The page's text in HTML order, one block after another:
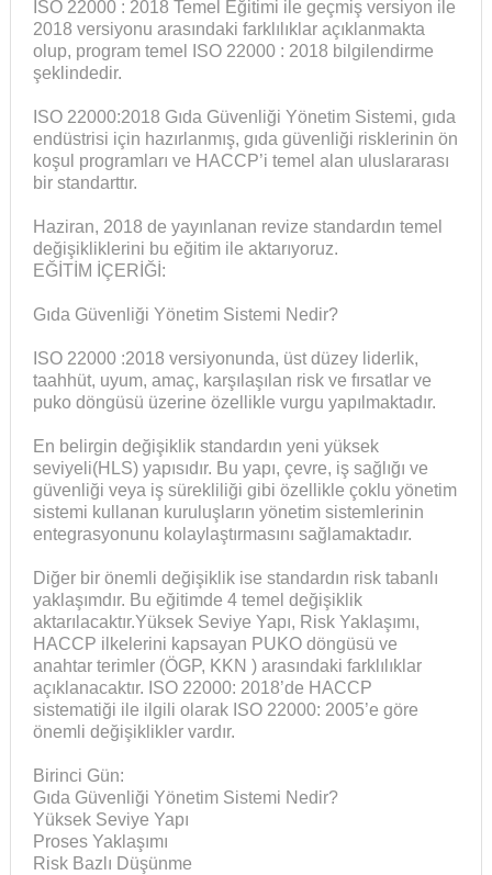
ISO 22000 : 2018 Temel Eğitimi ile geçmiş versiyon ile
2018 versiyonu arasındaki farklılıklar açıklanmakta
olup, program temel ISO 22000 : 2018 bilgilendirme
şeklindedir.
ISO 22000:2018 Gıda Güvenliği Yönetim Sistemi, gıda
endüstrisi için hazırlanmış, gıda güvenliği risklerinin ön
koşul programları ve HACCP’i temel alan uluslararası
bir standarttır.
Haziran, 2018 de yayınlanan revize standardın temel
değişikliklerini bu eğitim ile aktarıyoruz.
EĞİTİM İÇERİĞİ:
Gıda Güvenliği Yönetim Sistemi Nedir?
ISO 22000 :2018 versiyonunda, üst düzey liderlik,
taahhüt, uyum, amaç, karşılaşılan risk ve fırsatlar ve
puko döngüsü üzerine özellikle vurgu yapılmaktadır.
En belirgin değişiklik standardın yeni yüksek
seviyeli(HLS) yapısıdır. Bu yapı, çevre, iş sağlığı ve
güvenliği veya iş sürekliliği gibi özellikle çoklu yönetim
sistemi kullanan kuruluşların yönetim sistemlerinin
entegrasyonunu kolaylaştırmasını sağlamaktadır.
Diğer bir önemli değişiklik ise standardın risk tabanlı
yaklaşımdır. Bu eğitimde 4 temel değişiklik
aktarılacaktır.Yüksek Seviye Yapı, Risk Yaklaşımı,
HACCP ilkelerini kapsayan PUKO döngüsü ve
anahtar terimler (ÖGP, KKN ) arasındaki farklılıklar
açıklanacaktır. ISO 22000: 2018’de HACCP
sistematiği ile ilgili olarak ISO 22000: 2005’e göre
önemli değişiklikler vardır.
Birinci Gün:
Gıda Güvenliği Yönetim Sistemi Nedir?
Yüksek Seviye Yapı
Proses Yaklaşımı
Risk Bazlı Düşünme